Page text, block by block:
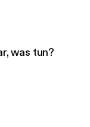
allen kleineren
jedes
aber zu
und kleine
was tun?